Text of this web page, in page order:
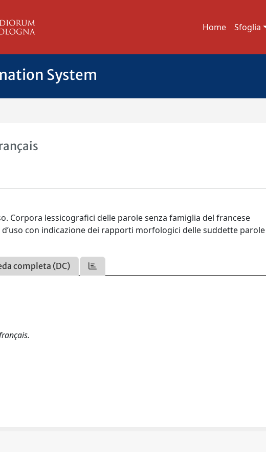
Home Sfoglia
System
Corpora lessicografici delle parole senza famiglia del francese
con indicazione dei rapporti morfologici delle suddette parole
completa (DC)